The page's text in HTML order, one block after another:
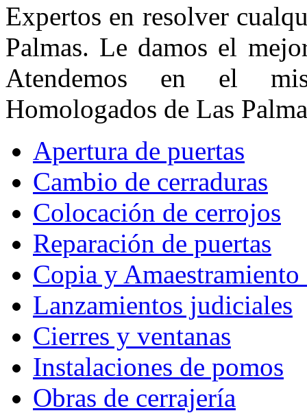
Expertos en resolver
Palmas. Le damos el
Atendemos en el
Homologados de Las
Apertura de puertas
Cambio de cerraduras
Colocación de cerrojos
Reparación de puertas
Copia y Amaestramiento
Lanzamientos judiciales
Cierres y ventanas
Instalaciones de pomos
Obras de cerrajería